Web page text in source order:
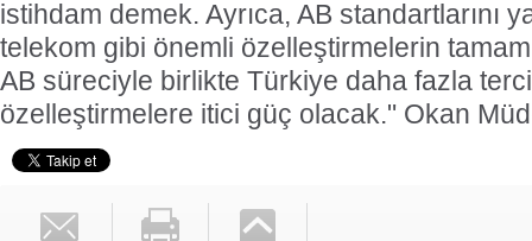
istihdam demek. Ayrıca, AB standartlarını
telekom gibi önemli özelleştirmelerin
AB süreciyle birlikte Türkiye daha fazla
özelleştirmelere itici güç olacak." Okan